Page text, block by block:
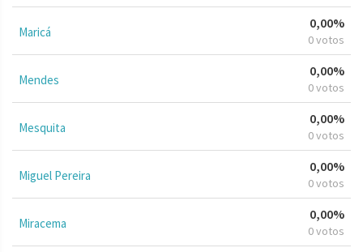
Maricá
0,00%
0 votos
Mendes
0,00%
0 votos
Mesquita
0,00%
0 votos
Miguel Pereira
0,00%
0 votos
Miracema
0,00%
0 votos